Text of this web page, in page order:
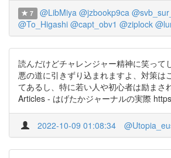
7 @LibMiya @jzbookp9ca
@To_Higashi @capt_obv1 @ziplock
読んだけどチャレンジャー精神に笑っ
悪の道に引きずり込まれますよ、対策は
てあるし、特に若い人や初心者は励まさ
Articles - はげたかジャーナルの実際
2022-10-09 01:08:34